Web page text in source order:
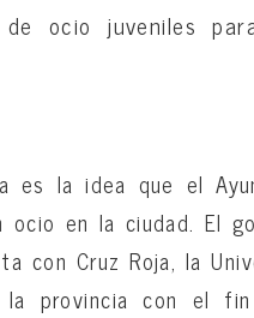
ocio juveniles
la idea que el
en la ciudad. El
con Cruz Roja, la
la provincia con el